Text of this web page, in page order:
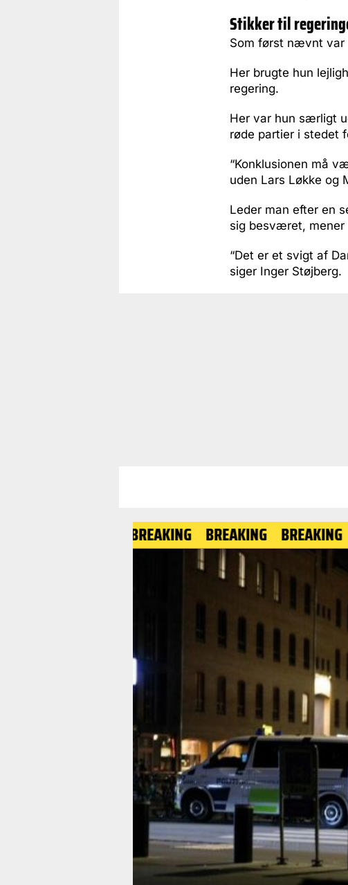
Stikker til
Som først nævnt var
Her brugte hun
regering.
Her var hun særligt
røde partier i stedet
“Konklusionen må
uden Lars Løkke og
Leder man efter en
sig besværet, mener
“Det er et svigt af
siger Inger Støjberg.
BREAKING BREAKING BREAKING